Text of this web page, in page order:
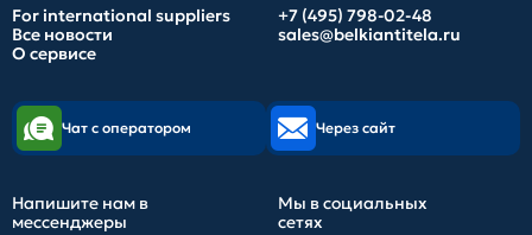
For international suppliers
Все новости
О сервисе
+7 (495) 798-02-48
sales@belkiantitela.ru
Чат с оператором Через сайт
Напишите нам в
мессенджеры
Мы в социальных
сетях